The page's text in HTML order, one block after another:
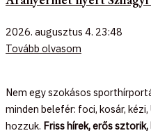
2026. augusztus 4. 23:48
Tovább olvasom
Nem egy szokásos
minden belefér: foci, kosár,
hozzuk. Friss hírek, erős